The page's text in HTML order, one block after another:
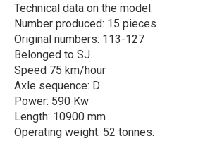
Technical data on the model:
Number produced: 15 pieces
Original numbers: 113-127
Belonged to SJ.
Speed 75 km/hour
Axle sequence: D
Power: 590 Kw
Length: 10900 mm
Operating weight: 52 tonnes.